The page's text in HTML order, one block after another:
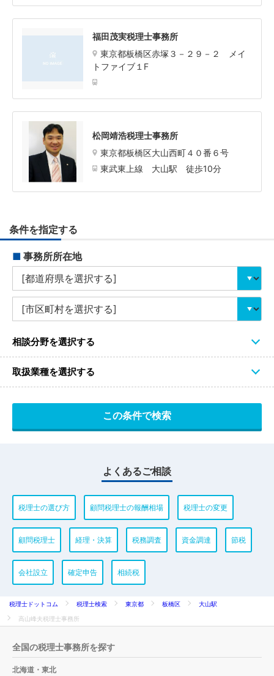
福田茂実税理士事務所
東京都板橋区赤塚３－２９－２ メイ
トファイブ１F
松岡靖浩税理士事務所
東京都板橋区大山西町４０番６号
東武東上線 大山駅 徒歩10分
条件を指定する
■ 事務所所在地
相談分野を選択する
取扱業種を選択する
よくあるご相談
税理士の選び方 顧問税理士の報酬相場 税理士の変更
顧問税理士 経理・決算 税務調査 資金調達 節税
会社設立 確定申告 相続税
税理士ドットコム 税理士検索 東京都 板橋区
大山駅
高山峰夫税理士事務所
全国の税理士事務所を探す
北海道・東北